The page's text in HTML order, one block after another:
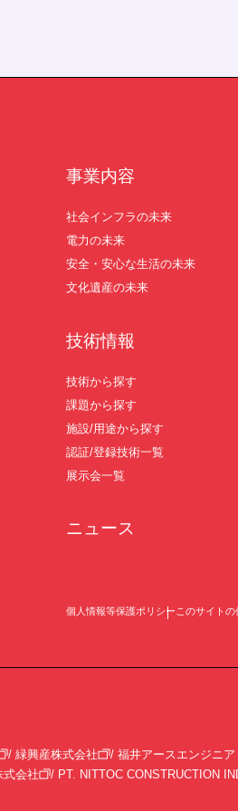
事業内容
社会インフラの未来
電力の未来
安全・安心な生活の未来
文化遺産の未来
技術情報
技術から探す
課題から探す
施設/用途から探す
認証/登録技術一覧
展示会一覧
ニュース
個人情報等保護ポリシー このサイトの
緑興産株式会社 福井アースエンジニ
式会社
PT. NITTOC CONSTRUCTION